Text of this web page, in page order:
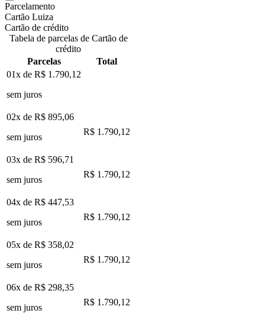
Parcelamento
Cartão Luiza
Cartão de crédito
Tabela de parcelas de Cartão de
crédito
Parcelas
Total
01x de R$ 1.790,12
sem juros
02x de R$ 895,06
sem juros
R$ 1.790,12
03x de R$ 596,71
sem juros
R$ 1.790,12
04x de R$ 447,53
sem juros
R$ 1.790,12
05x de R$ 358,02
sem juros
R$ 1.790,12
06x de R$ 298,35
sem juros
R$ 1.790,12